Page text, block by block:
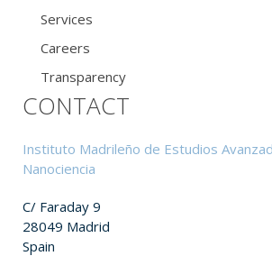
Services
Careers
Transparency
CONTACT
Instituto Madrileño de Estudios
Nanociencia
C/ Faraday 9
28049 Madrid
Spain